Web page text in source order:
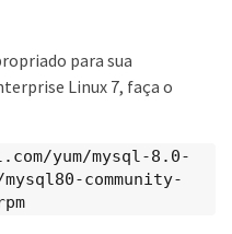
para sua
Linux 7, faça o
yum/mysql-8.0-
community-